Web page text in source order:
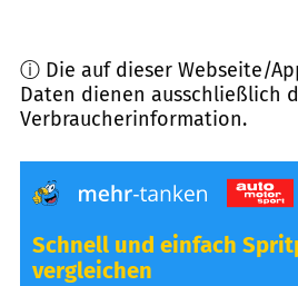
ⓘ Die auf dieser Webseite/
Daten dienen ausschließlich
Verbraucherinformation.
Schnell und einfach
vergleichen